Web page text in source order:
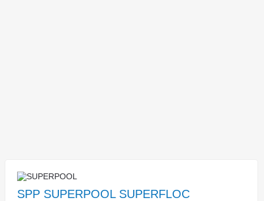
SPP SUPERPOOL SUPERFLOC